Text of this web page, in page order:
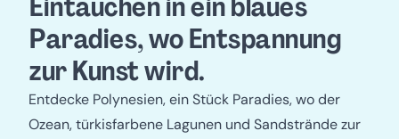
Polynesien
Paradies, wo Entspannung
zur Kunst wird.
Entdecke Polynesien, ein Stück Paradies, wo der
Ozean, türkisfarbene Lagunen und Sandstrände zur